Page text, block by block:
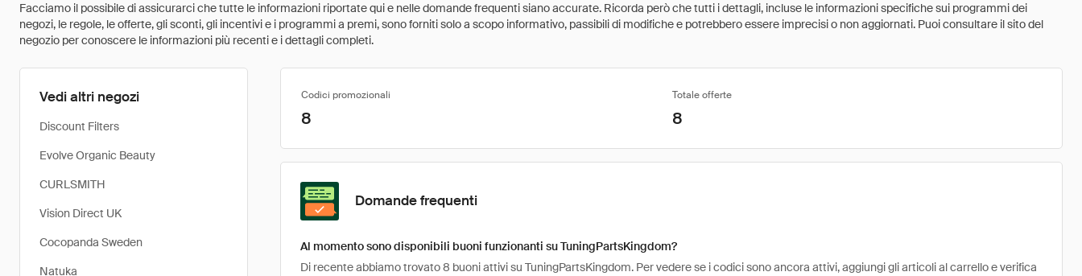
Facciamo il possibile di assicurarci che tutte le informazioni riportate qui e nelle domande frequenti siano accurate. Ricorda però che tutti i dettagli, incluse le informazioni specifiche sui programmi dei
negozi, le regole, le offerte, gli sconti, gli incentivi e i programmi a premi, sono forniti solo a scopo informativo, passibili di modifiche e potrebbero essere imprecisi o non aggiornati. Puoi consultare il sito del
negozio per conoscere le informazioni più recenti e i dettagli completi.
Vedi altri negozi
Discount Filters
Evolve Organic Beauty
CURLSMITH
Vision Direct UK
Cocopanda Sweden
Natuka
Codici promozionali Totale offerte
8 8
Domande frequenti
Al momento sono disponibili buoni funzionanti su TuningPartsKingdom?
Di recente abbiamo trovato 8 buoni attivi su TuningPartsKingdom. Per vedere se i codici sono ancora attivi, aggiungi gli articoli al carrello e verifica